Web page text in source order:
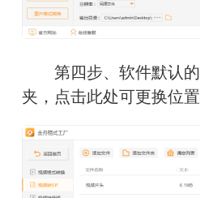
第四步、软件默认的
夹，点击此处可更换位置